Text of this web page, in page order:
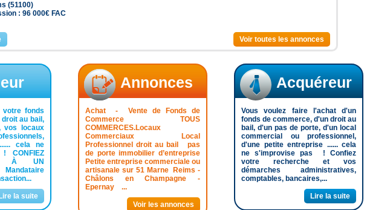
(51100)
: 96 000€ FAC
Voir toutes les annonces
votre fonds
au bail,
vos locaux
cela ne
CONFIEZ
À UN
Mandataire
Lire la suite
Annonces
Achat - Vente de Fonds de
Commerce TOUS
COMMERCES.Locaux
Commerciaux Local
Professionnel droit au bail pas
de porte immobilier d’entreprise
Petite entreprise commerciale ou
artisanale sur 51 Marne Reims -
Châlons en Champagne -
Epernay ...
Voir les annonces
Acquéreur
Vous voulez faire l'achat d'un
fonds de commerce, d'un droit au
bail, d'un pas de porte, d'un local
commercial ou professionnel,
d'une petite entreprise ...... cela
ne s'improvise pas ! Confiez
votre recherche et vos
démarches administratives,
comptables, bancaires,...
Lire la suite